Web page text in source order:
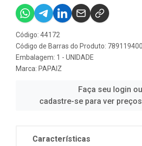
Código: 44172
Código de Barras do Produto:
Embalagem: 1 - UNIDADE
Marca: PAPAIZ
Faça seu login ou
cadastre-se para ver
Características